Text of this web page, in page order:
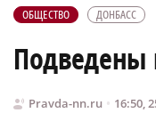
ОБЩЕСТВО ДОНБАСС
Подведены
Pravda-nn.ru 16:50,